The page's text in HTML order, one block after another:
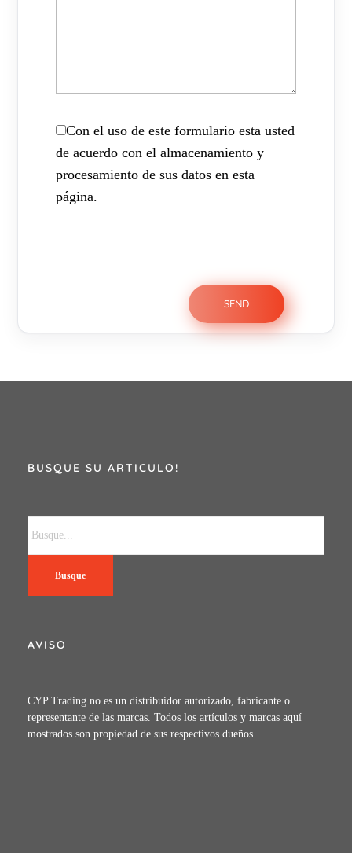
Con el uso de este formulario esta usted
de acuerdo con el almacenamiento y
procesamiento de sus datos en esta
página.
BUSQUE SU ARTICULO!
Busque
AVISO
CYP Trading no es un distribuidor autorizado, fabricante o
representante de las marcas. Todos los artículos y marcas aquí
mostrados son propiedad de sus respectivos dueños.